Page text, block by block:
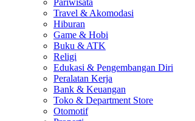
Pariwisata
Travel & Akomodasi
Hiburan
Game & Hobi
Buku & ATK
Religi
Edukasi & Pengembangan Diri
Peralatan Kerja
Bank & Keuangan
Toko & Department Store
Otomotif